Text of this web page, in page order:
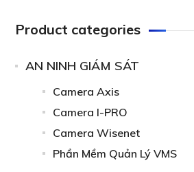
Product categories
AN NINH GIÁM SÁT
Camera Axis
Camera I-PRO
Camera Wisenet
Phần Mềm Quản Lý VMS